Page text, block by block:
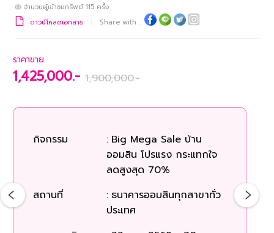
จำนวนผู้เข้าชมทรัพย์ 115 ครั้ง
ดาวน์โหลดเอกสาร
Share with :
ราคาขาย
1,425,000.- 1,900,000.-
กิจกรรม : Big Mega Sale บ้าน
ออมสิน โปรแรง กระแทกใจ
ลดสูงสุด 70%
สถานที่
: ธนาคารออมสินทุกสาขาทั่ว
ประเทศ